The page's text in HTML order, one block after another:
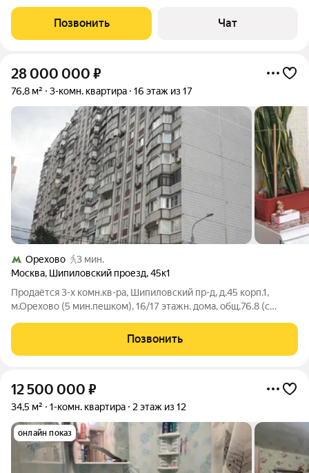
вместительный встроенный шкаф.Мебель -кровать с
подъёмным механизмом ,
Позвонить Чат
28 000 000 ₽
76,8 м² 3-комн. квартира 16 этаж из 17
Орехово
3 мин.
Москва, Шипиловский проезд,45к1
Продаётся 3-х комн.кв-ра, Шипиловский пр-д, д.45 корп.1,
м.Орехово (5 мин.пешком), 16/17 этажн. дома, общ.76.8 (с
собственности более 5 лет (ЖСК 2010 г.). Один собственник.
Застекленная
Позвонить
12 500 000 ₽
34,5 м² 1-комн. квартира 2 этаж из 12
онлайн показ